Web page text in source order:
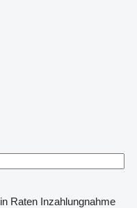
in Raten Inzahlungnahme